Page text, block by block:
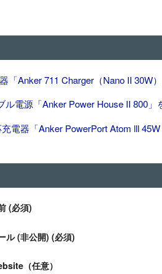
「Anker 711 Charger（Nano II 30W
電源「Anker Power House II 800」
電器「Anker PowerPort Atom lll
(必須)
ル (非公開) (必須)
（任意）